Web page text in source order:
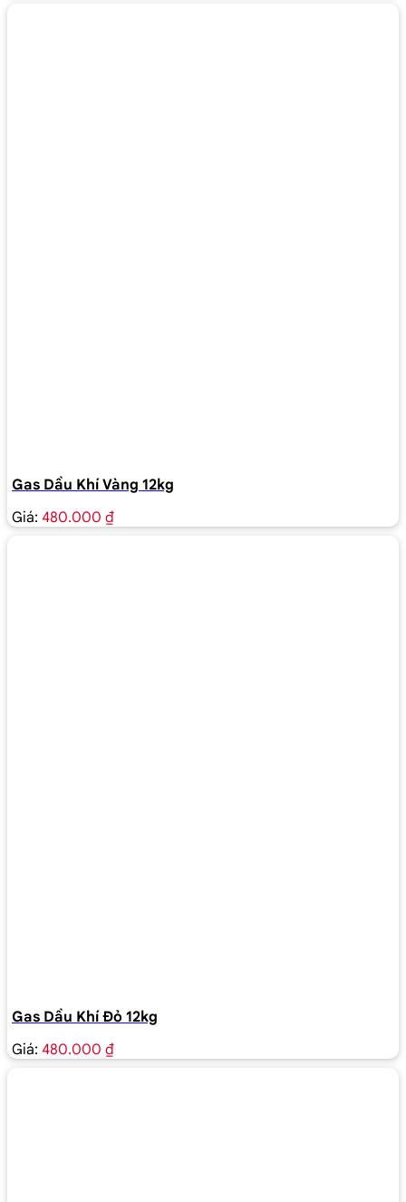
Gas Dầu Khí Vàng 12kg
Giá: 480.000 ₫
Gas Dầu Khí Đỏ 12kg
Giá: 480.000 ₫